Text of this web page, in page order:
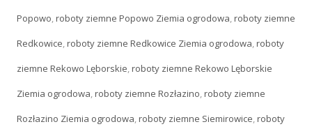
Popowo,roboty ziemne Popowo Ziemia ogrodowa,roboty ziemne
Redkowice,roboty ziemne Redkowice Ziemia ogrodowa,roboty
ziemne Rekowo Lęborskie,roboty ziemne Rekowo Lęborskie
Ziemia ogrodowa,roboty ziemne Rozłazino,roboty ziemne
Rozłazino Ziemia ogrodowa,roboty ziemne Siemirowice,roboty